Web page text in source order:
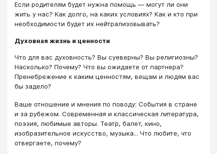
Если родителям будет нужна помощь — могут ли они
жить у нас? Как долго, на каких условиях? Как и кто при
необходимости будет их нейтрализовывать?
Духовная жизнь и ценности
Что для вас духовность? Вы суеверны? Вы религиозны?
Насколько? Почему? Что вы ожидаете от партнера?
Пренебрежение к каким ценностям, вещам и людям вас
бы задело?
Ваше отношение и мнения по поводу: События в стране
и за рубежом. Современная и классическая литература,
поэзия, любимые авторы. Театр, балет, кино,
изобразительное искусство, музыка... Что любите, что
отвергаете, почему?